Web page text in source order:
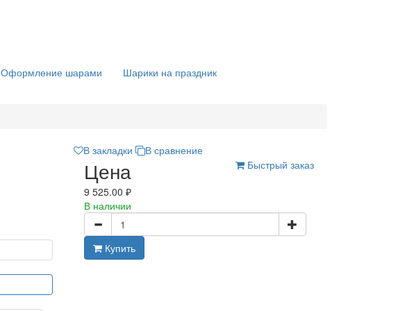
Оформление шарами Шарики на праздник
В закладки В сравнение
Цена
9 525.00 ₽
В наличии
Купить
Быстрый заказ